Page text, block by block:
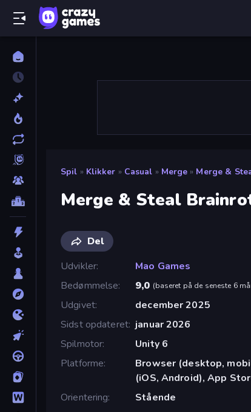
Spil » Klikker » Casual » Merge » Merge &
Merge & Steal
Del
Udvikler
Mao Games
Bedømmelse
9,0 (baseret på de seneste 6
Udgivet
december 2025
Sidst opdateret januar 2026
Spilmotor
Unity 6
Platforme
Browser (desktop,
(iOS, Android), App
Orientering
Stående